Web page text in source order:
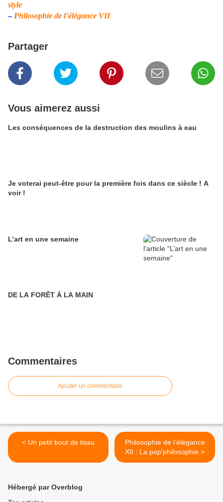
style
– Philosophie de l’élégance VII
Partager
Vous aimerez aussi
Les conséquences de la destruction des moulins à eau
Je voterai peut-être pour la première fois dans ce siècle ! A
voir !
L’art en une semaine
DE LA FORÊT À LA MAIN
Commentaires
Ajouter un commentaire
< Un petit bout de tissu
Philosophie de l’élégance
XII : La pop’philosophie >
Hébergé par Overblog